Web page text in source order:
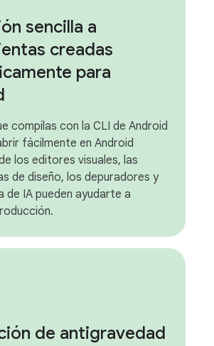
sencilla a
creadas
para
compilas con la CLI de Android
fácilmente en Android
los editores visuales, las
de diseño, los depuradores y
de IA pueden ayudarte a
de antigravedad